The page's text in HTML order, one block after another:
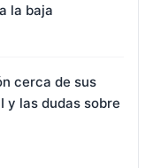
la baja
cerca de sus
y las dudas sobre